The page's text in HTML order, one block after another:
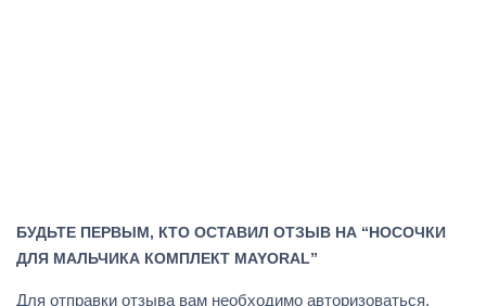
БУДЬТЕ ПЕРВЫМ, КТО ОСТАВИЛ ОТЗЫВ НА “НОСОЧКИ
ДЛЯ МАЛЬЧИКА КОМПЛЕКТ MAYORAL”
Для отправки отзыва вам необходимо авторизоваться.